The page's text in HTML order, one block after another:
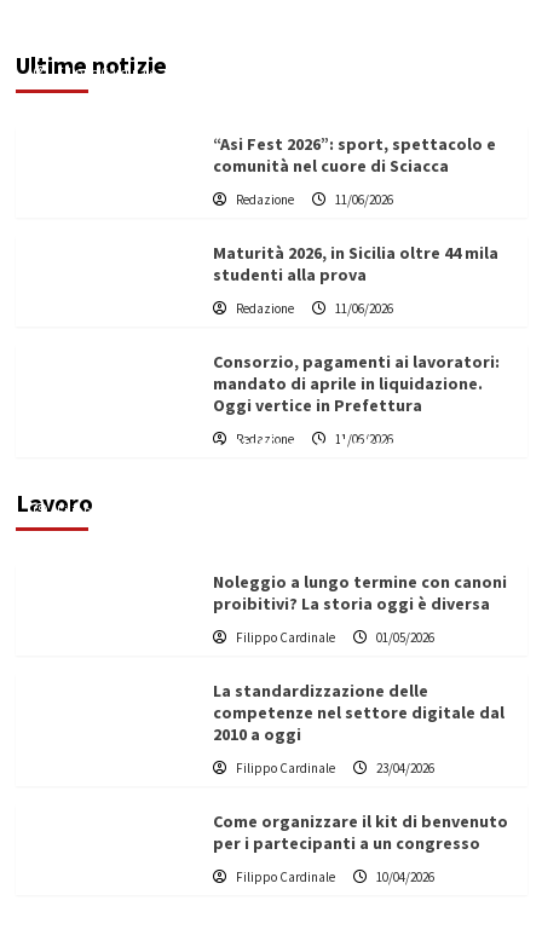
Ultime notizie
Filippo Cardinale
“Asi Fest 2026”: sport, spettacolo e
comunità nel cuore di Sciacca
Redazione 11/06/2026
Maturità 2026, in Sicilia oltre 44 mila
studenti alla prova
Redazione 11/06/2026
Consorzio, pagamenti ai lavoratori:
mandato di aprile in liquidazione.
Oggi vertice in Prefettura
Redazione 11/06/2026
Lavoro
Vino in Italia: il giro d’affari contribuisce
Filippo Cardinale
Noleggio a lungo termine con canoni
proibitivi? La storia oggi è diversa
Filippo Cardinale 01/05/2026
La standardizzazione delle
competenze nel settore digitale dal
2010 a oggi
Filippo Cardinale 23/04/2026
Come organizzare il kit di benvenuto
per i partecipanti a un congresso
Filippo Cardinale 10/04/2026